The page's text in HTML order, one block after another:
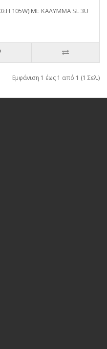
105W) ΜΕ ΚΑΛΥΜΜΑ SL 3U
Εμφάνιση 1 έως 1 από 1 (1 Σελ.)